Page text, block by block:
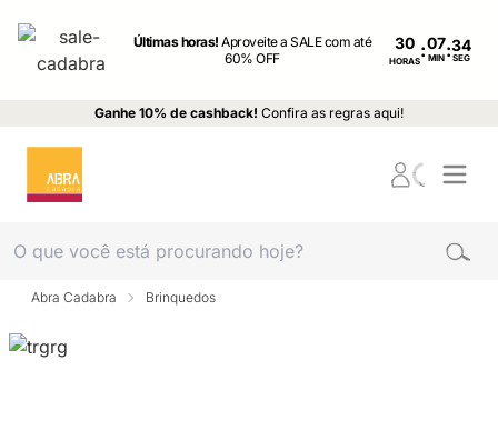
Últimas horas!Aproveite a SALE com até
60% OFF
30
HORAS: MIN : SEG
Ganhe 10% de cashback! Confira as regras aqui!
Abra Cadabra Brinquedos